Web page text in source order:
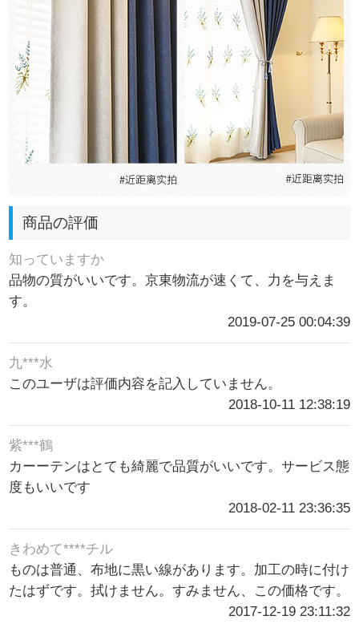
商品の評価
知っていますか
品物の質がいいです。京東物流が速くて、力を与えま
す。
2019-07-25 00:04:39
九***水
このユーザは評価内容を記入していません。
2018-10-11 12:38:19
紫***鶴
カーーテンはとても綺麗で品質がいいです。サービス態
度もいいです
2018-02-11 23:36:35
きわめて****チル
ものは普通、布地に黒い線があります。加工の時に付け
たはずです。拭けません。すみません、この価格です。
2017-12-19 23:11:32